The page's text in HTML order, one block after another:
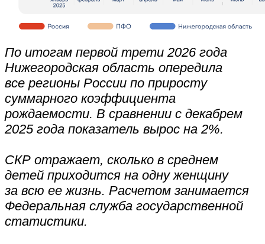
По итогам первой трети 2026 года
Нижегородская область опередила
все регионы России по приросту
суммарного коэффициента
рождаемости. В сравнении с декабрем
2025 года показатель вырос на 2%.
СКР отражает, сколько в среднем
детей приходится на одну женщину
за всю ее жизнь. Расчетом занимается
Федеральная служба государственной
статистики.